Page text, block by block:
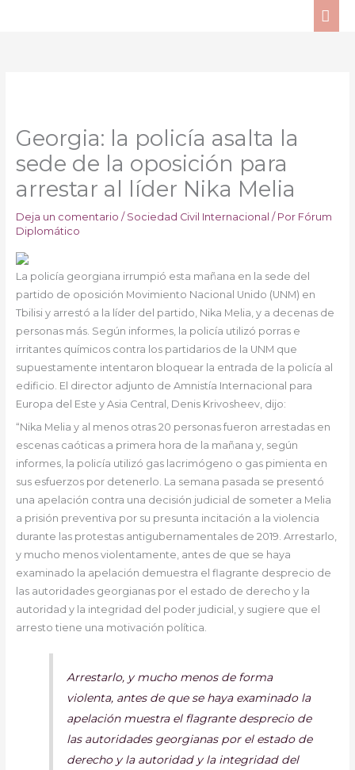
Georgia: la policía asalta la
sede de la oposición para
arrestar al líder Nika Melia
Deja un comentario / Sociedad Civil Internacional / Por Fórum
Diplomático
La policía georgiana irrumpió esta mañana en la sede del
partido de oposición Movimiento Nacional Unido (UNM) en
Tbilisi y arrestó a la líder del partido, Nika Melia, y a decenas de
personas más. Según informes, la policía utilizó porras e
irritantes químicos contra los partidarios de la UNM que
supuestamente intentaron bloquear la entrada de la policía al
edificio. El director adjunto de Amnistía Internacional para
Europa del Este y Asia Central, Denis Krivosheev, dijo:
“Nika Melia y al menos otras 20 personas fueron arrestadas en
escenas caóticas a primera hora de la mañana y, según
informes, la policía utilizó gas lacrimógeno o gas pimienta en
sus esfuerzos por detenerlo. La semana pasada se presentó
una apelación contra una decisión judicial de someter a Melia
a prisión preventiva por su presunta incitación a la violencia
durante las protestas antigubernamentales de 2019. Arrestarlo,
y mucho menos violentamente, antes de que se haya
examinado la apelación demuestra el flagrante desprecio de
las autoridades georgianas por el estado de derecho y la
autoridad y la integridad del poder judicial, y sugiere que el
arresto tiene una motivación política.
Arrestarlo, y mucho menos de forma
violenta, antes de que se haya examinado la
apelación muestra el flagrante desprecio de
las autoridades georgianas por el estado de
derecho y la autoridad y la integridad del